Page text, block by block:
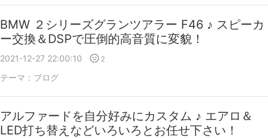
BMW ２シリーズグランツアラー F46 ♪ スピーカ
ー交換＆DSPで圧倒的高音質に変貌！
2021-12-27 22:00:10 2
テーマ： ブログ
アルファードを自分好みにカスタム ♪ エアロ＆
LED打ち替えなどいろいろとお任せ下さい！